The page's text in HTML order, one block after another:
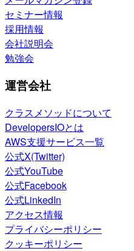
セミナー情報
採用情報
会社説明会
勉強会
運営会社
クラスメソッドについて
DevelopersIOとは
AWS支援サービス一覧
公式X(Twitter)
公式YouTube
公式Facebook
公式LinkedIn
アクセス情報
プライバシーポリシー
クッキーポリシー